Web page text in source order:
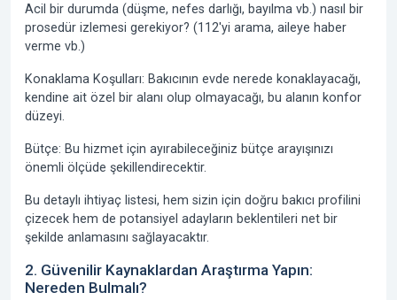
Acil bir durumda (düşme, nefes darlığı, bayılma vb.) nasıl bir
prosedür izlemesi gerekiyor? (112'yi arama, aileye haber
verme vb.)
Konaklama Koşulları: Bakıcının evde nerede konaklayacağı,
kendine ait özel bir alanı olup olmayacağı, bu alanın konfor
düzeyi.
Bütçe: Bu hizmet için ayırabileceğiniz bütçe arayışınızı
önemli ölçüde şekillendirecektir.
Bu detaylı ihtiyaç listesi, hem sizin için doğru bakıcı profilini
çizecek hem de potansiyel adayların beklentileri net bir
şekilde anlamasını sağlayacaktır.
2. Güvenilir Kaynaklardan Araştırma Yapın:
Nereden Bulmalı?